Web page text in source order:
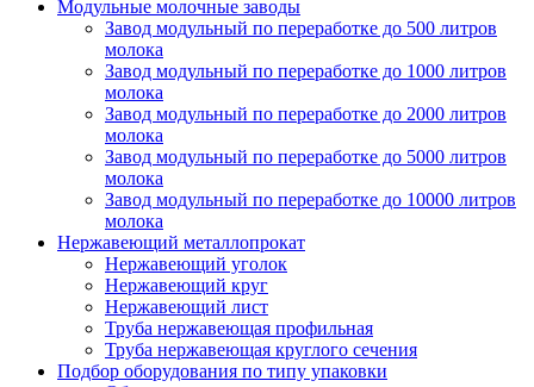
Модульные молочные заводы
Завод модульный по переработке до 500 литров
молока
Завод модульный по переработке до 1000 литров
молока
Завод модульный по переработке до 2000 литров
молока
Завод модульный по переработке до 5000 литров
молока
Завод модульный по переработке до 10000 литров
молока
Нержавеющий металлопрокат
Нержавеющий уголок
Нержавеющий круг
Нержавеющий лист
Труба нержавеющая профильная
Труба нержавеющая круглого сечения
Подбор оборудования по типу упаковки